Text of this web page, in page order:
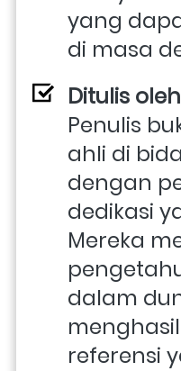
yang
di masa
Ditulis
Penulis
ahli di
dengan
dedikasi
Mereka
dalam
referensi